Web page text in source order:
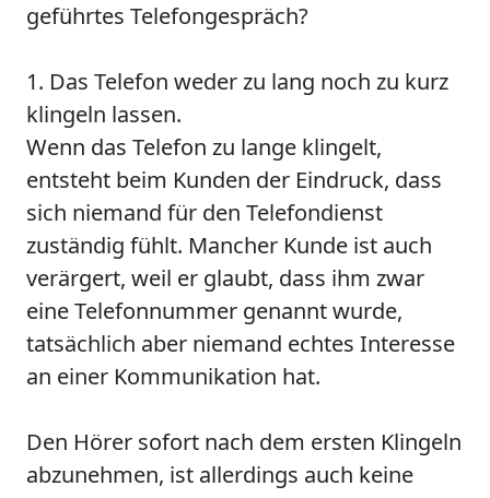
geführtes Telefongespräch?
1. Das Telefon weder zu lang noch zu kurz
klingeln lassen.
Wenn das Telefon zu lange klingelt,
entsteht beim Kunden der Eindruck, dass
sich niemand für den Telefondienst
zuständig fühlt. Mancher Kunde ist auch
verärgert, weil er glaubt, dass ihm zwar
eine Telefonnummer genannt wurde,
tatsächlich aber niemand echtes Interesse
an einer Kommunikation hat.
Den Hörer sofort nach dem ersten Klingeln
abzunehmen, ist allerdings auch keine